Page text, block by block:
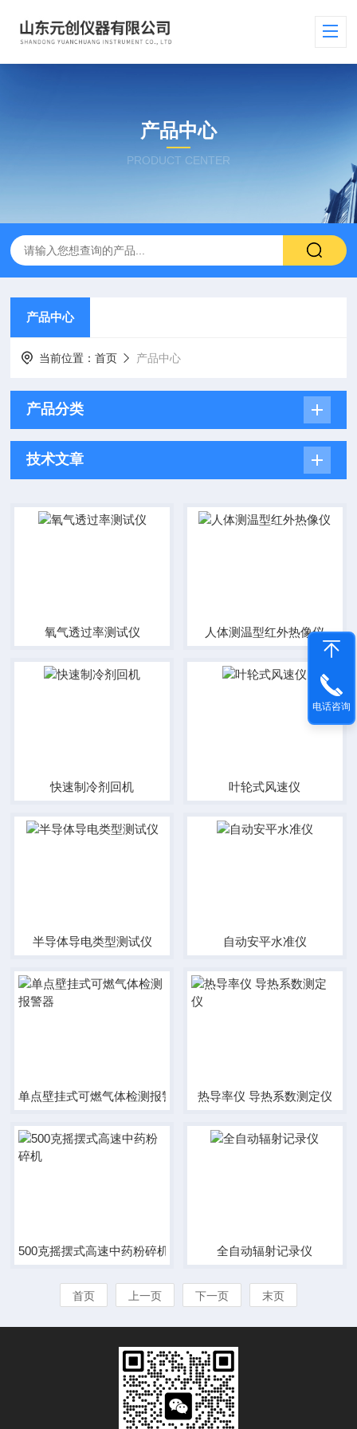
产品中心
PRODUCT CENTER
产品中心
当前位置：首页 产品中心
产品分类
技术文章
氧气透过率测试仪 人体测温型红外热像仪
快速制冷剂回机 叶轮式风速仪
半导体导电类型测试仪 自动安平水准仪
单点壁挂式可燃气体检测报警器 热导率仪 导热系数测定仪
500克摇摆式高速中药粉碎机 全自动辐射记录仪
首页 上一页 下一页 末页
电话咨询